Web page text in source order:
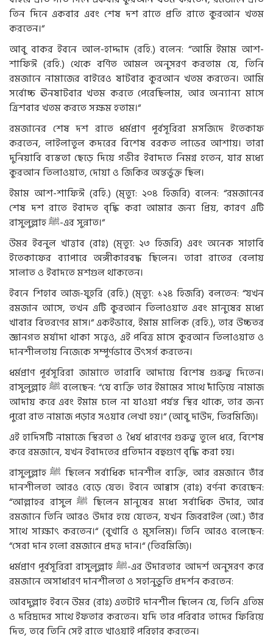
তিন দিনে একবার এবং শেষ দশ রাতে প্রতি রাতে কুরআন খতম
করতেন।“
আবু বাকর ইবনে আল-হাদ্দাদ (রহি.) বলেন: “আমি ইমাম আশ-
শাফিঈ (রহি.) থেকে বর্ণিত আমল অনুসরণ করতাম যে, তিনি
রমজানে নামাজের বাইরেও ষাটবার কুরআন খতম করতেন। আমি
সর্বোচ্চ ঊনষাটবার খতম করতে পেরেছিলাম, আর অন্যান্য মাসে
ত্রিশবার খতম করতে সক্ষম হতাম।“
রমজানের শেষ দশ রাতে ধর্মপ্রাণ পূর্বসূরিরা মসজিদে ইতেকাফ
করতেন, লাইলাতুল কদরের বিশেষ বরকত লাভের আশায়। তারা
দুনিয়াবি ব্যস্ততা ছেড়ে দিয়ে গভীর ইবাদতে নিমগ্ন হতেন, যার মধ্যে
কুরআন তিলাওয়াত, দোয়া ও জিকির অন্তর্ভুক্ত ছিল।
ইমাম আশ-শাফিঈ (রহি.) (মৃত্যু: ২০৪ হিজরি) বলেন: “রমজানের
শেষ দশ রাতে ইবাদত বৃদ্ধি করা আমার জন্য প্রিয়, কারণ এটি
রাসুলুল্লাহ ﷺ-এর সুন্নাত।“
উমর ইবনুল খাত্তাব (রাঃ) (মৃত্যু: ২৩ হিজরি) এবং অনেক সাহাবি
ইতেকাফের ব্যাপারে অঙ্গীকারবদ্ধ ছিলেন। তারা রাতের বেলায়
সালাত ও ইবাদতে মশগুল থাকতেন।
ইবনে শিহাব আজ-যুহরি (রহি.) (মৃত্যু: ১২৪ হিজরি) বলতেন: “যখন
রমজান আসে, তখন এটি কুরআন তিলাওয়াত এবং মানুষের মধ্যে
খাবার বিতরণের মাস।“ একইভাবে, ইমাম মালিক (রহি.), তার উচ্চতর
জ্ঞানগত মর্যাদা থাকা সত্ত্বেও, এই পবিত্র মাসে কুরআন তিলাওয়াত ও
দানশীলতায় নিজেকে সম্পূর্ণভাবে উৎসর্গ করতেন।
ধর্মপ্রাণ পূর্বসূরিরা জামাতে তারাবি আদায়ে বিশেষ গুরুত্ব দিতেন।
রাসুলুল্লাহ ﷺ বলেছেন: “যে ব্যক্তি তার ইমামের সাথে দাঁড়িয়ে নামাজ
আদায় করে এবং ইমাম চলে না যাওয়া পর্যন্ত স্থির থাকে, তার জন্য
পুরো রাত নামাজ পড়ার সওয়াব লেখা হয়।“ (আবু দাউদ, তিরমিজি)।
এই হাদিসটি নামাজে স্থিরতা ও ধৈর্য ধারণের গুরুত্ব তুলে ধরে, বিশেষ
করে রমজানে, যখন ইবাদতের প্রতিদান বহুগুণে বৃদ্ধি করা হয়।
রাসুলুল্লাহ ﷺ ছিলেন সর্বাধিক দানশীল ব্যক্তি, আর রমজানে তাঁর
দানশীলতা আরও বেড়ে যেত। ইবনে আব্বাস (রাঃ) বর্ণনা করেছেন:
“আল্লাহর রাসুল ﷺ ছিলেন মানুষের মধ্যে সর্বাধিক উদার, আর
রমজানে তিনি আরও উদার হয়ে যেতেন, যখন জিবরাইল (আ.) তাঁর
সাথে সাক্ষাৎ করতেন।“ (বুখারি ও মুসলিম)। তিনি আরও বলেছেন:
“সেরা দান হলো রমজানে প্রদত্ত দান।“ (তিরমিজি)।
ধর্মপ্রাণ পূর্বসূরিরা রাসুলুল্লাহ ﷺ-এর উদারতার আদর্শ অনুসরণ করে
রমজানে অসাধারণ দানশীলতা ও সহানুভূতি প্রদর্শন করতেন:
আবদুল্লাহ ইবনে উমর (রাঃ) এতটাই দানশীল ছিলেন যে, তিনি এতিম
ও দরিদ্রদের সাথে ইফতার করতেন। যদি তার পরিবার তাদের ফিরিয়ে
দিত, তবে তিনি সেই রাতে খাওয়াই পরিহার করতেন।